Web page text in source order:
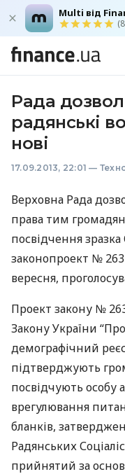
Multi від
Рада
радянські
нові
17.09.2013, 22:01 —
Верховна Рада
права тим
посвідчення зразка
законопроект №
вересня,
Проект закону №
Закону України
демографічний
підтверджують
посвідчують особу
врегулювання
бланків,
Радянських
прийнятий за